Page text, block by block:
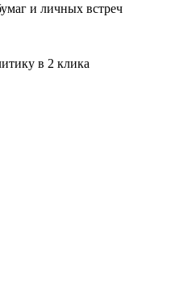
и личных встреч
в 2 клика